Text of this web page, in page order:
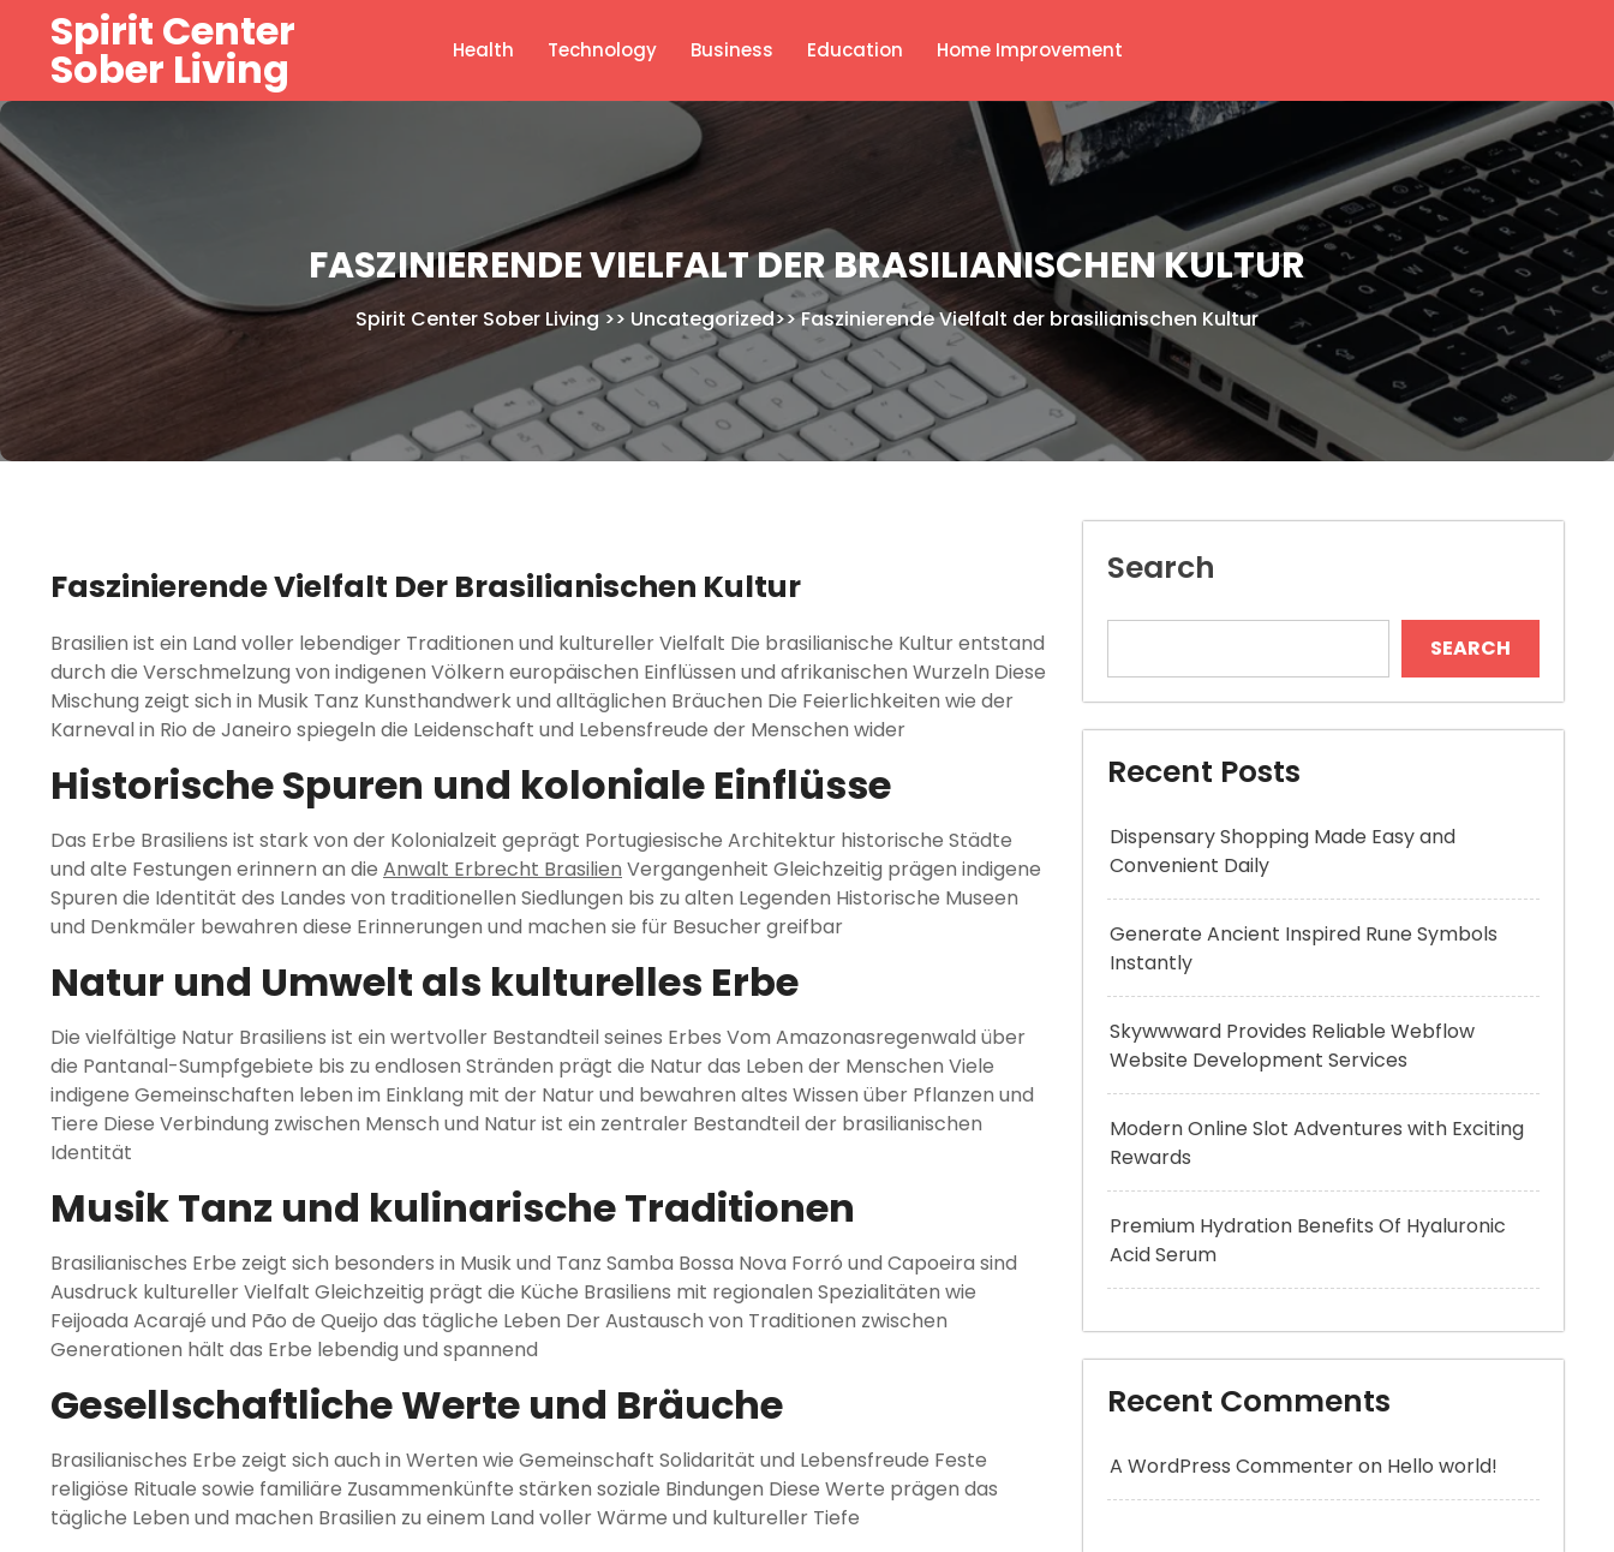
content
Spirit Center
Sober Living Health Technology Business Education Home Improvement
FASZINIERENDE VIELFALT DER BRASILIANISCHEN KULTUR
Spirit Center Sober Living>> Uncategorized>>Faszinierende Vielfalt der brasilianischen Kultur
Faszinierende Vielfalt Der Brasilianischen Kultur
Brasilien ist ein Land voller lebendiger Traditionen und kultureller Vielfalt Die brasilianische Kultur entstand
durch die Verschmelzung von indigenen Völkern europäischen Einflüssen und afrikanischen Wurzeln Diese
Mischung zeigt sich in Musik Tanz Kunsthandwerk und alltäglichen Bräuchen Die Feierlichkeiten wie der
Karneval in Rio de Janeiro spiegeln die Leidenschaft und Lebensfreude der Menschen wider
Historische Spuren und koloniale Einflüsse
Das Erbe Brasiliens ist stark von der Kolonialzeit geprägt Portugiesische Architektur historische Städte
und alte Festungen erinnern an die Anwalt Erbrecht Brasilien Vergangenheit Gleichzeitig prägen indigene
Spuren die Identität des Landes von traditionellen Siedlungen bis zu alten Legenden Historische Museen
und Denkmäler bewahren diese Erinnerungen und machen sie für Besucher greifbar
Natur und Umwelt als kulturelles Erbe
Die vielfältige Natur Brasiliens ist ein wertvoller Bestandteil seines Erbes Vom Amazonasregenwald über
die Pantanal-Sumpfgebiete bis zu endlosen Stränden prägt die Natur das Leben der Menschen Viele
indigene Gemeinschaften leben im Einklang mit der Natur und bewahren altes Wissen über Pflanzen und
Tiere Diese Verbindung zwischen Mensch und Natur ist ein zentraler Bestandteil der brasilianischen
Identität
Musik Tanz und kulinarische Traditionen
Brasilianisches Erbe zeigt sich besonders in Musik und Tanz Samba Bossa Nova Forró und Capoeira sind
Ausdruck kultureller Vielfalt Gleichzeitig prägt die Küche Brasiliens mit regionalen Spezialitäten wie
Feijoada Acarajé und Pão de Queijo das tägliche Leben Der Austausch von Traditionen zwischen
Generationen hält das Erbe lebendig und spannend
Gesellschaftliche Werte und Bräuche
Brasilianisches Erbe zeigt sich auch in Werten wie Gemeinschaft Solidarität und Lebensfreude Feste
religiöse Rituale sowie familiäre Zusammenkünfte stärken soziale Bindungen Diese Werte prägen das
tägliche Leben und machen Brasilien zu einem Land voller Wärme und kultureller Tiefe
Search
SEARCH
Recent Posts
Dispensary Shopping Made Easy and
Convenient Daily
Generate Ancient Inspired Rune Symbols
Instantly
Skywwward Provides Reliable Webflow
Website Development Services
Modern Online Slot Adventures with Exciting
Rewards
Premium Hydration Benefits Of Hyaluronic
Acid Serum
Recent Comments
A WordPress Commenteron Hello world!